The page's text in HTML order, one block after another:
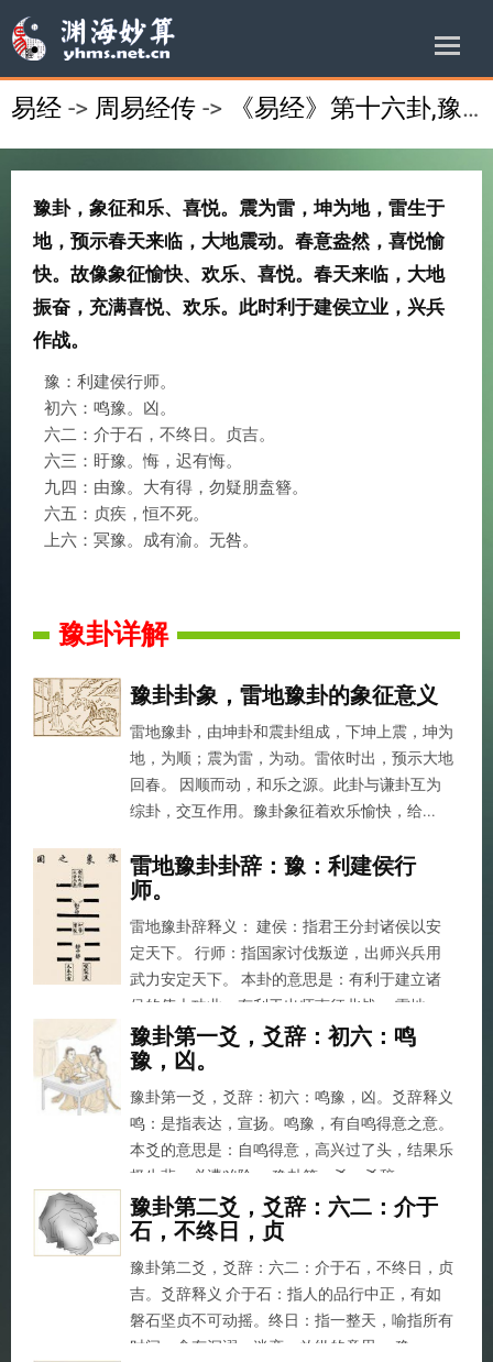
易经 -> 周易经传 -> 《易经》第十六卦,豫卦,雷地豫,震上坤下
豫卦，象征和乐、喜悦。震为雷，坤为地，雷生于
地，预示春天来临，大地震动。春意盎然，喜悦愉
快。故像象征愉快、欢乐、喜悦。春天来临，大地
振奋，充满喜悦、欢乐。此时利于建侯立业，兴兵
作战。
豫：利建侯行师。
初六：鸣豫。凶。
六二：介于石，不终日。贞吉。
六三：盱豫。悔，迟有悔。
九四：由豫。大有得，勿疑朋盍簪。
六五：贞疾，恒不死。
上六：冥豫。成有渝。无咎。
豫卦详解
豫卦卦象，雷地豫卦的象征意义
雷地豫卦，由坤卦和震卦组成，下坤上震，坤为
地，为顺；震为雷，为动。雷依时出，预示大地
回春。 因顺而动，和乐之源。此卦与谦卦互为
综卦，交互作用。豫卦象征着欢乐愉快，给...
雷地豫卦卦辞：豫：利建侯行
师。
雷地豫卦辞释义： 建侯：指君王分封诸侯以安
定天下。 行师：指国家讨伐叛逆，出师兴兵用
武力安定天下。 本卦的意思是：有利于建立诸
侯的伟大功业，有利于出师南征北战。 雷地
豫...
豫卦第一爻，爻辞：初六：鸣
豫，凶。
豫卦第一爻，爻辞：初六：鸣豫，凶。爻辞释义
鸣：是指表达，宣扬。鸣豫，有自鸣得意之意。
本爻的意思是：自鸣得意，高兴过了头，结果乐
极生悲，必遭凶险。 豫卦第一爻，爻辞...
豫卦第二爻，爻辞：六二：介于
石，不终日，贞
豫卦第二爻，爻辞：六二：介于石，不终日，贞
吉。爻辞释义 介于石：指人的品行中正，有如
磐石坚贞不可动摇。终日：指一整天，喻指所有
时间，含有沉溺、迷恋、放纵的意思。 豫...